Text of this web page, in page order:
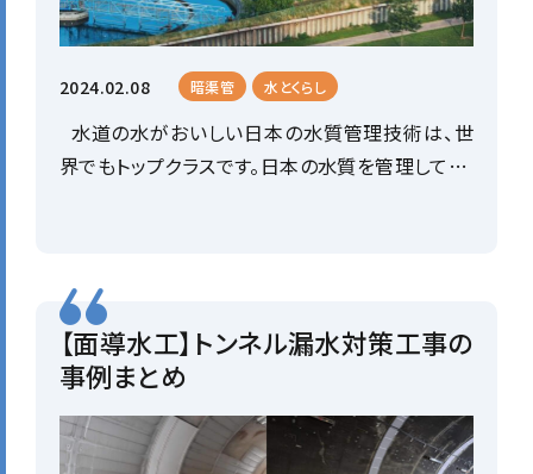
2024.02.08 暗渠管 水とくらし
水道の水がおいしい日本の水質管理技術は、世
界でもトップクラスです。日本の水質を管理して…
【面導水工】トンネル漏水対策工事の
事例まとめ